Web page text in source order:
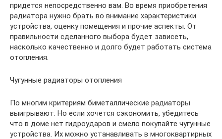
придется непосредственно вам. Во время приобретения
радиатора нужно брать во внимание характеристики
устройства, оценку помещения и прочие аспекты. От
правильности сделанного выбора будет зависеть,
насколько качественно и долго будет работать система
отопления.
Чугунные радиаторы отопления
По многим критериям биметаллические радиаторы
выигрывают. Но если хочется сэкономить, убедитесь
что в доме нет гидроударов и смело покупайте чугунные
устройства. Их можно устанавливать в многоквартирных